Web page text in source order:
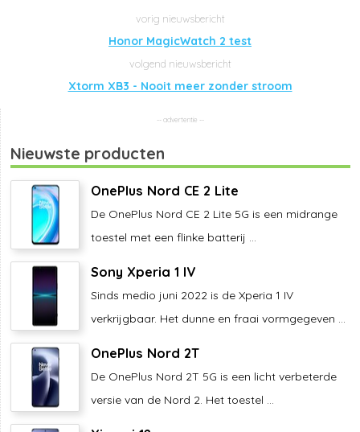
Honor MagicWatch 2 test
Xtorm XB3 - Nooit meer zonder stroom
Nieuwste producten
OnePlus Nord CE 2 Lite
De OnePlus Nord CE 2 Lite 5G is een midrange
toestel met een flinke batterij ...
Sony Xperia 1 IV
Sinds medio juni 2022 is de Xperia 1 IV
verkrijgbaar. Het dunne en fraai vormgegeven ...
OnePlus Nord 2T
De OnePlus Nord 2T 5G is een licht verbeterde
versie van de Nord 2. Het toestel ...